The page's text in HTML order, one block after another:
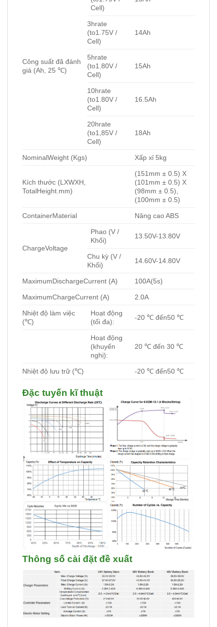
Công suất đã đánh
giá (Ah, 25 ℃)
Cell)
3hrate
(to1.75V /
Cell)
14Ah
5hrate
(to1.80V /
Cell)
15Ah
10hrate
(to1.80V /
Cell)
16.5Ah
20hrate
(to1,85V /
Cell)
18Ah
NominalWeight (Kgs) Xấp xỉ 5kg
Kích thước (LXWXH,
TotalHeight.mm)
(151mm ± 0.5) X
(101mm ± 0.5) X
(98mm ± 0.5),
(100mm ± 0.5)
ContainerMaterial Nâng cao ABS
ChargeVoltage
Phao (V /
Khối)
13.50V-13.80V
Chu kỳ (V /
Khối)
14.60V-14.80V
MaximumDischargeCurrent (A) 100A(5s)
MaximumChargeCurrent (A) 2.0A
Nhiệt độ làm việc
(℃)
Hoạt động
(tối đa):
-20 ℃ đến50 ℃
Hoạt động
(khuyến
nghị):
20 ℃ đến 30 ℃
Nhiệt độ lưu trữ (℃) -20 ℃ đến50 ℃
Đặc tuyến kĩ thuật
Thông số cài đặt đề xuất